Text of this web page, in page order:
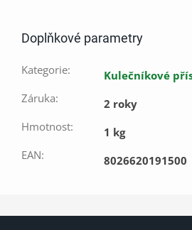
Doplňkové parametry
Kategorie:
Kulečníkové
Záruka:
2 roky
Hmotnost:
1 kg
EAN: 8026620191500